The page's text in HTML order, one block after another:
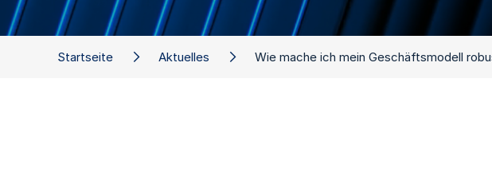
Startseite Aktuelles Wie mache ich mein Geschäftsmodell